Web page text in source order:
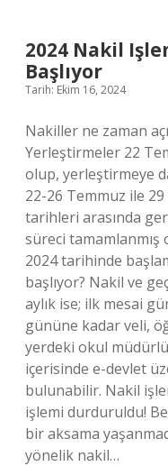
2024 Nakil
Başlıyor
Tarih: Ekim 16, 2024
Nakiller ne zaman
Yerleştirmeler 22
olup, yerleştirmeye
22-26 Temmuz ile
tarihleri ​​arasında
süreci tamamlanmış
2024 tarihinde
başlıyor? Nakil ve
aylık ise; ilk mesai
gününe kadar veli,
yerdeki okul
içerisinde e-devlet
bulunabilir. Nakil
işlemi durduruldu!
bir aksama
yönelik nakil…